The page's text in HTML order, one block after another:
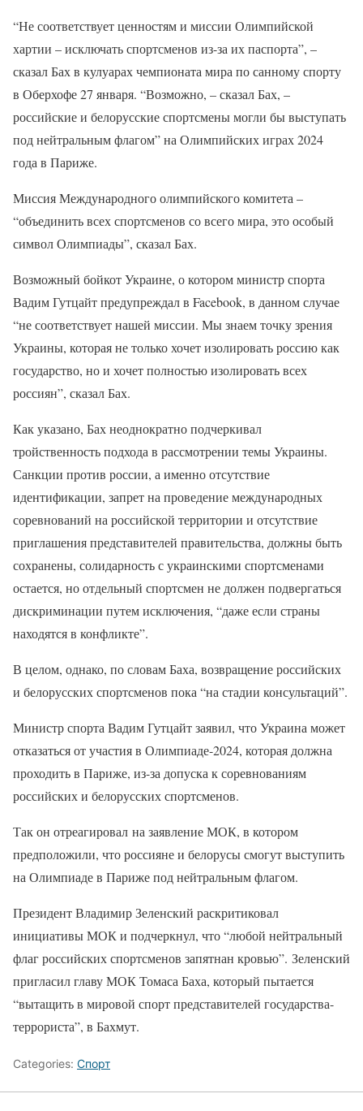
“Не соответствует ценностям и миссии Олимпийской
хартии – исключать спортсменов из-за их паспорта”, –
сказал Бах в кулуарах чемпионата мира по санному спорту
в Оберхофе 27 января. “Возможно, – сказал Бах, –
российские и белорусские спортсмены могли бы выступать
под нейтральным флагом” на Олимпийских играх 2024
года в Париже.
Миссия Международного олимпийского комитета –
“объединить всех спортсменов со всего мира, это особый
символ Олимпиады”, сказал Бах.
Возможный бойкот Украине, о котором министр спорта
Вадим Гутцайт предупреждал в Facebook, в данном случае
“не соответствует нашей миссии. Мы знаем точку зрения
Украины, которая не только хочет изолировать россию как
государство, но и хочет полностью изолировать всех
россиян”, сказал Бах.
Как указано, Бах неоднократно подчеркивал
тройственность подхода в рассмотрении темы Украины.
Санкции против россии, а именно отсутствие
идентификации, запрет на проведение международных
соревнований на российской территории и отсутствие
приглашения представителей правительства, должны быть
сохранены, солидарность с украинскими спортсменами
остается, но отдельный спортсмен не должен подвергаться
дискриминации путем исключения, “даже если страны
находятся в конфликте”.
В целом, однако, по словам Баха, возвращение российских
и белорусских спортсменов пока “на стадии консультаций”.
Министр спорта Вадим Гутцайт заявил, что Украина может
отказаться от участия в Олимпиаде-2024, которая должна
проходить в Париже, из-за допуска к соревнованиям
российских и белорусских спортсменов.
Так он отреагировал на заявление МОК, в котором
предположили, что россияне и белорусы смогут выступить
на Олимпиаде в Париже под нейтральным флагом.
Президент Владимир Зеленский раскритиковал
инициативы МОК и подчеркнул, что “любой нейтральный
флаг российских спортсменов запятнан кровью”. Зеленский
пригласил главу МОК Томаса Баха, который пытается
“вытащить в мировой спорт представителей государства-
террориста”, в Бахмут.
Categories: Спорт